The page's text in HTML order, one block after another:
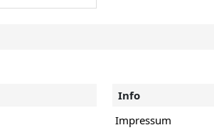
Info
Impressum